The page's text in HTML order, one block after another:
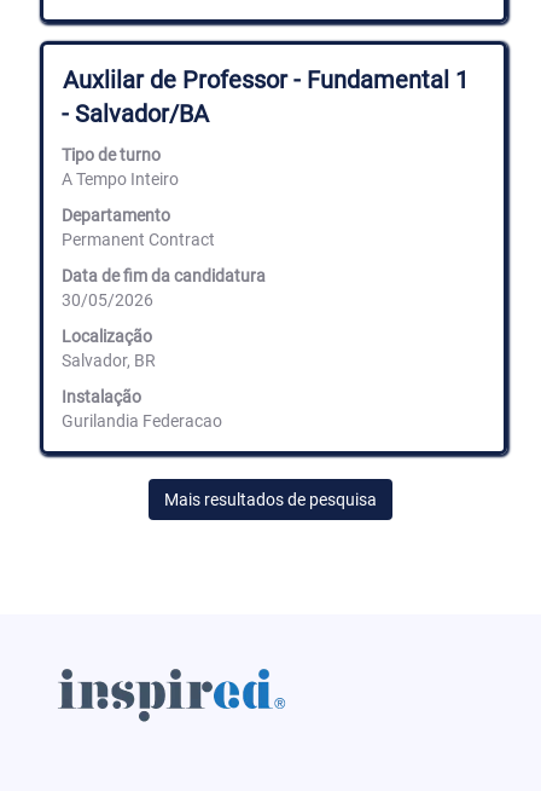
Título
Auxlilar de Professor - Fundamental 1
- Salvador/BA
Tipo de turno
A Tempo Inteiro
Departamento
Permanent Contract
Data de fim da candidatura
30/05/2026
Localização
Salvador, BR
Instalação
Gurilandia Federacao
Selecione
com
a
de
espaços
ver
os
conteúdos
completos
da
informação
de
Mais resultados de pesquisa